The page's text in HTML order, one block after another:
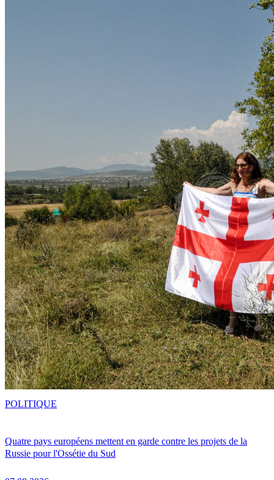
Quatre pays européens mettent en garde contre les projets de la
Russie pour l'Ossétie du Sud
POLITIQUE